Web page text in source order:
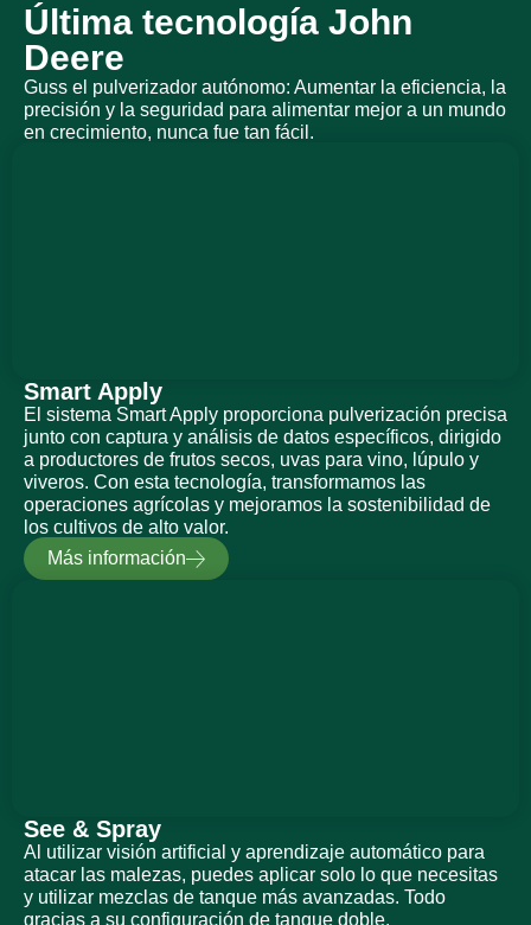
Última tecnología John
Deere
Guss el pulverizador autónomo: Aumentar la eficiencia, la
precisión y la seguridad para alimentar mejor a un mundo
en crecimiento, nunca fue tan fácil.
Smart Apply
El sistema Smart Apply proporciona pulverización precisa
junto con captura y análisis de datos específicos, dirigido
a productores de frutos secos, uvas para vino, lúpulo y
viveros. Con esta tecnología, transformamos las
operaciones agrícolas y mejoramos la sostenibilidad de
los cultivos de alto valor.
Más información
See & Spray
Al utilizar visión artificial y aprendizaje automático para
atacar las malezas, puedes aplicar solo lo que necesitas
y utilizar mezclas de tanque más avanzadas. Todo
gracias a su configuración de tanque doble.